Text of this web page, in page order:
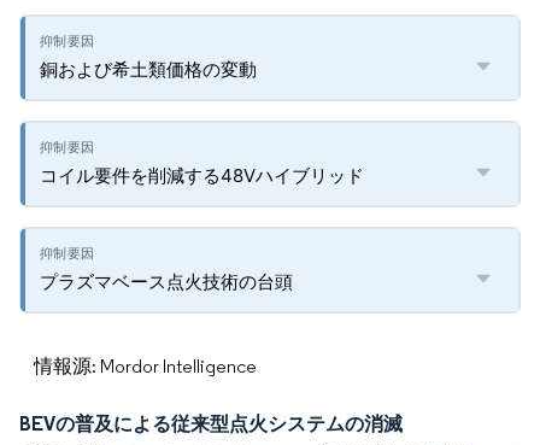
銅および希土類価格の変動
コイル要件を削減する48Vハイブリッド
プラズマベース点火技術の台頭
情報源: Mordor Intelligence
BEVの普及による従来型点火システムの消滅